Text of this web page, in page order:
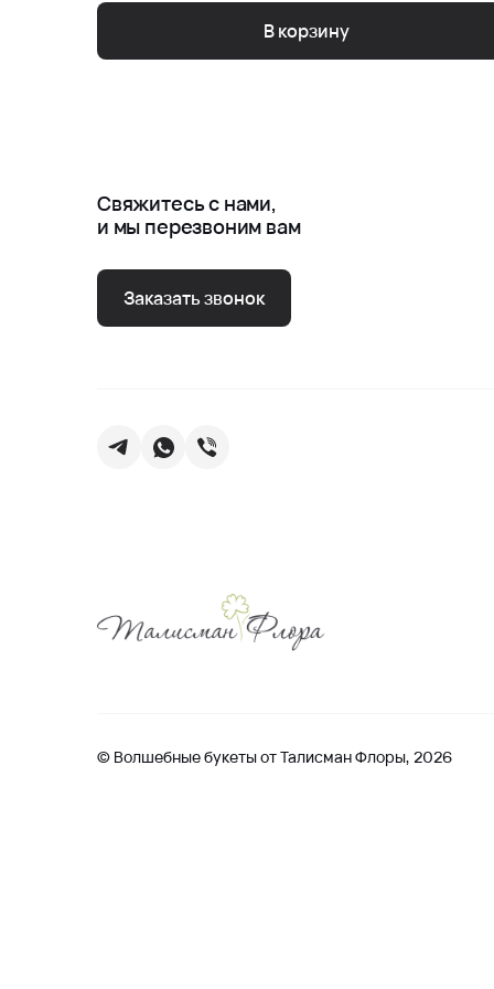
В корзину
Свяжитесь с нами,
и мы перезвоним вам
Заказать звонок
© Волшебные букеты от Талисман Флоры, 2026